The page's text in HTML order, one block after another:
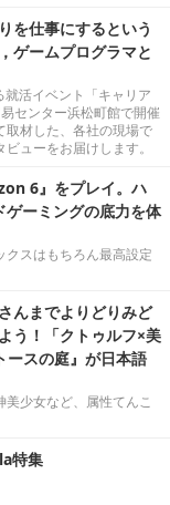
を仕事にするという
ゲームプログラマと
活イベント「キャリア
センター浜松町館で開催
取材した、各社の現場で
ューをお届けします。
6』をプレイ。ハ
ゲーミングの底力を体
スはもちろん最高設定
んまでよりどりみど
う！「クトゥルフ×美
ースの庭』が日本語
少女など、属性てんこ
特集